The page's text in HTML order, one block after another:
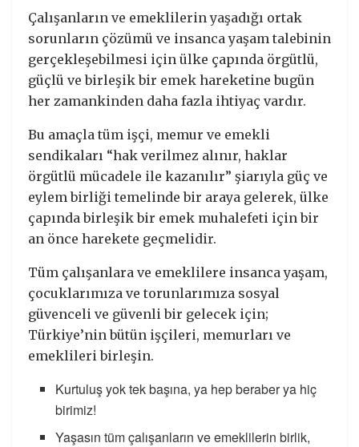
Çalışanların ve emeklilerin yaşadığı ortak
sorunların çözümü ve insanca yaşam talebinin
gerçekleşebilmesi için ülke çapında örgütlü,
güçlü ve birleşik bir emek hareketine bugün
her zamankinden daha fazla ihtiyaç vardır.
Bu amaçla tüm işçi, memur ve emekli
sendikaları “hak verilmez alınır, haklar
örgütlü mücadele ile kazanılır” şiarıyla güç ve
eylem birliği temelinde bir araya gelerek, ülke
çapında birleşik bir emek muhalefeti için bir
an önce harekete geçmelidir.
Tüm çalışanlara ve emeklilere insanca yaşam,
çocuklarımıza ve torunlarımıza sosyal
güvenceli ve güvenli bir gelecek için;
Türkiye’nin bütün işçileri, memurları ve
emeklileri birleşin.
Kurtuluş yok tek başına, ya hep beraber ya hiç
birimiz!
Yaşasın tüm çalışanların ve emeklilerin birlik,